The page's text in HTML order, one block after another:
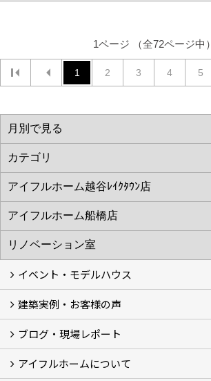
1ページ （全72ページ中）
1 2 3 4 5
イベント・モデルハウス
イベント
モデルハウス見学
建築実例・お客様の声
建築実例
お客様の声
ブログ・現場レポート
ブログ
現場レポート
アイフルホームについて